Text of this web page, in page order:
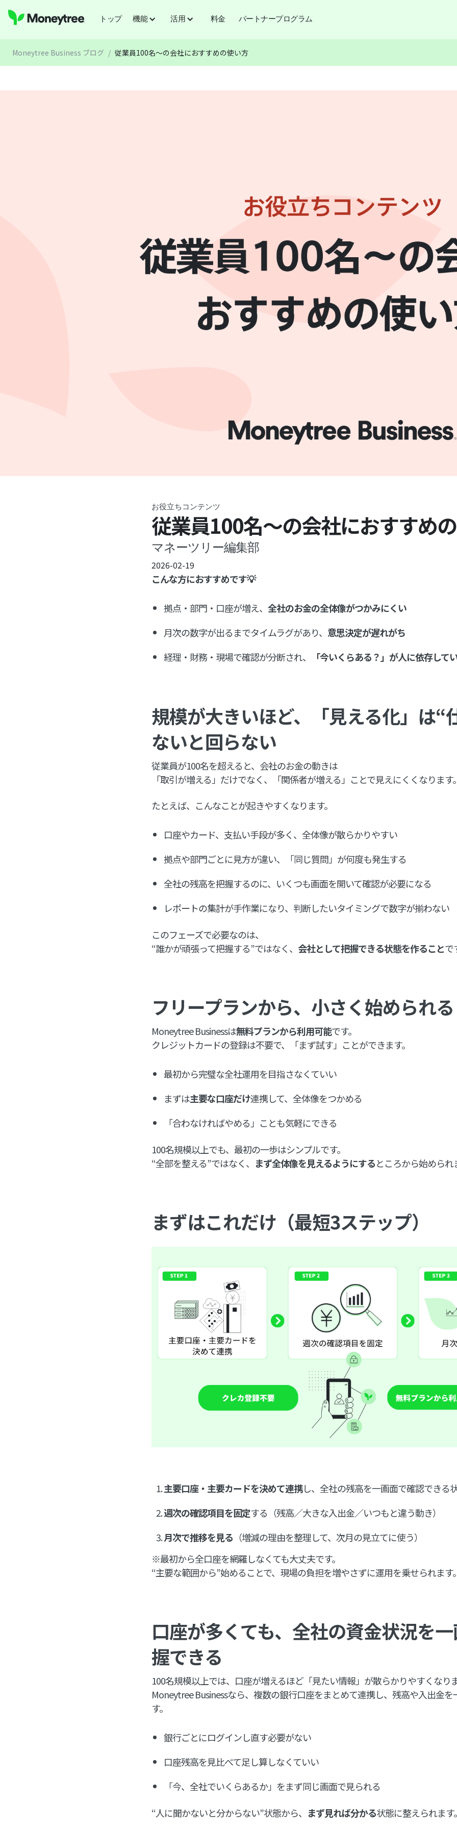
トップ 機能 活用 料金 パートナープログラム
Moneytree Business ブログ / 従業員100名〜の会社におすすめの使い方
お役立ちコンテンツ
従業員100名〜の会社におすすめ
マネーツリー編集部
2026-02-19
こんな方におすすめです💡
拠点・部門・口座が増え、 全社のお金の全体像がつかみにくい
月次の数字が出るまでタイムラグがあり、 意思決定が遅れがち
経理・財務・現場で確認が分断され、
「今いくらある？」が人に依存して
規模が大きいほど、「見える化」は“
ないと回らない
従業員が100名を超えると、会社のお金の動きは
「取引が増える」だけでなく、「関係者が増える」ことで見えにくくなります
たとえば、こんなことが起きやすくなります。
口座やカード、支払い手段が多く、全体像が散らかりやすい
拠点や部門ごとに見方が違い、「同じ質問」が何度も発生する
全社の残高を把握するのに、いくつも画面を開いて確認が必要になる
レポートの集計が手作業になり、判断したいタイミングで数字が揃わない
このフェーズで必要なのは、
“誰かが頑張って把握する”ではなく、 会社として把握できる状態を作ることで
フリープランから、小さく始められる
Moneytree Businessは無料プランから利用可能です。
クレジットカードの登録は不要で、「まず試す」ことができます。
最初から完璧な全社運用を目指さなくていい
まずは主要な口座だけ連携して、全体像をつかめる
「合わなければやめる」ことも気軽にできる
100名規模以上でも、最初の一歩はシンプルです。
“全部を整える”ではなく、 まず全体像を見えるようにするところから始められ
まずはこれだけ（最短3ステップ）
主要口座・主要カードを決めて連携し、全社の残高を一画面で確認できる
週次の確認項目を固定する（残高／大きな入出金／いつもと違う動き）
月次で推移を見る （増減の理由を整理して、次月の見立てに使う）
※最初から全口座を網羅しなくても大丈夫です。
“主要な範囲から”始めることで、現場の負担を増やさずに運用を乗せられます
口座が多くても、全社の資金状況を
握できる
100名規模以上では、口座が増えるほど「見たい情報」が散らかりやすくなり
Moneytree Businessなら、複数の銀行口座をまとめて連携し、残高や入出金
す。
銀行ごとにログインし直す必要がない
口座残高を見比べて足し算しなくていい
「今、全社でいくらあるか」をまず同じ画面で見られる
“人に聞かないと分からない”状態から、 まず見れば分かる状態に整えられます